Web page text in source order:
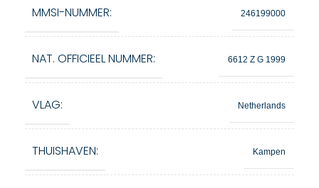
MMSI-NUMMER: 246199000
NAT. OFFICIEEL NUMMER: 6612 Z G 1999
VLAG: Netherlands
THUISHAVEN: Kampen